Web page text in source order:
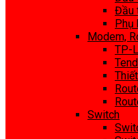
Đầu
Phụ
Modem,
TP-
Switch